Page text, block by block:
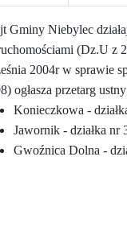
Gminy Niebylec
(Dz.U z
2004r w sprawie
ogłasza przetarg
Konieczkowa -
Jawornik - działka
Gwoźnica Dolna -